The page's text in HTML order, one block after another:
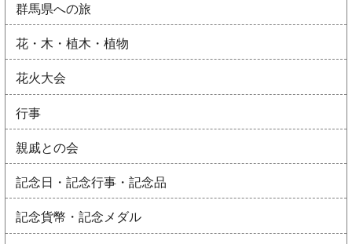
群馬県への旅
花・木・植木・植物
花火大会
行事
親戚との会
記念日・記念行事・記念品
記念貨幣・記念メダル